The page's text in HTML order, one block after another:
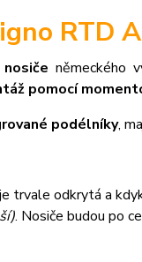
RTD
německého
pomocí
podélníky,
trvale odkrytá a
. Nosiče budou po